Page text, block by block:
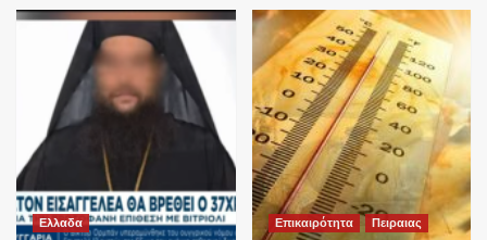
Ελλαδα Επικαιρότητα Πειραιας